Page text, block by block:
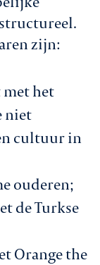
structureel.
zijn:
het
niet
cultuur in
ouderen;
de Turkse
Orange the